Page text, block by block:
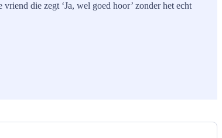
die zegt ‘Ja, wel goed hoor’ zonder het echt